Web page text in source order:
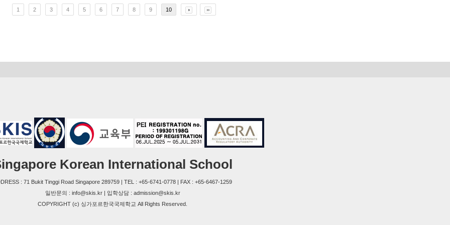
1 2 3 4 5 6 7 8 9 10
Korean International School
: 71 Bukit Tinggi Road Singapore 289759 | TEL : +65-6741-0778 | FAX : +65-6467-1259
일반문의 : info@skis.kr | 입학상담 : admission@skis.kr
COPYRIGHT (c) 싱가포르한국국제학교 All Rights Reserved.